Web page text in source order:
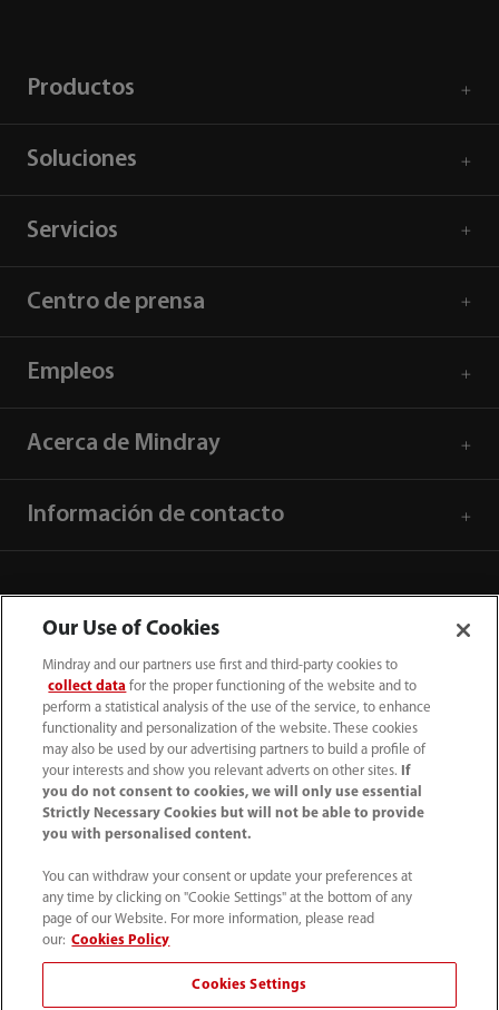
Productos
Soluciones
Servicios
Centro de prensa
Empleos
Acerca de Mindray
Información de contacto
52 55 5661 9450
Condiciones de uso｜ Mapa del sitio ｜ Aviso cookies
Aviso de privacidad
Contáctenos
Our Use of Cookies
Mindray and our partners use first and third-party cookies to
collect data for the proper functioning of the website and to
perform a statistical analysis of the use of the service, to enhance
functionality and personalization of the website. These cookies
may also be used by our advertising partners to build a profile of
your interests and show you relevant adverts on other sites.
If
you do not consent to cookies, we will only use essential
Strictly Necessary Cookies but will not be able to provide
you with personalised content.
You can withdraw your consent or update your preferences at
any time by clicking on "Cookie Settings" at the bottom of any
page of our Website. For more information, please read
our: Cookies Policy
Cookies Settings